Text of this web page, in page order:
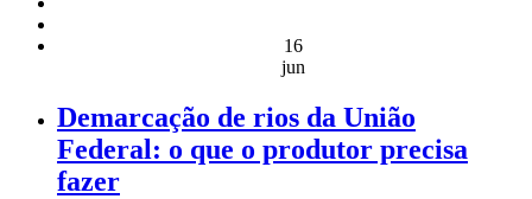
16
jun
Demarcação de rios da União
Federal: o que o produtor precisa
fazer